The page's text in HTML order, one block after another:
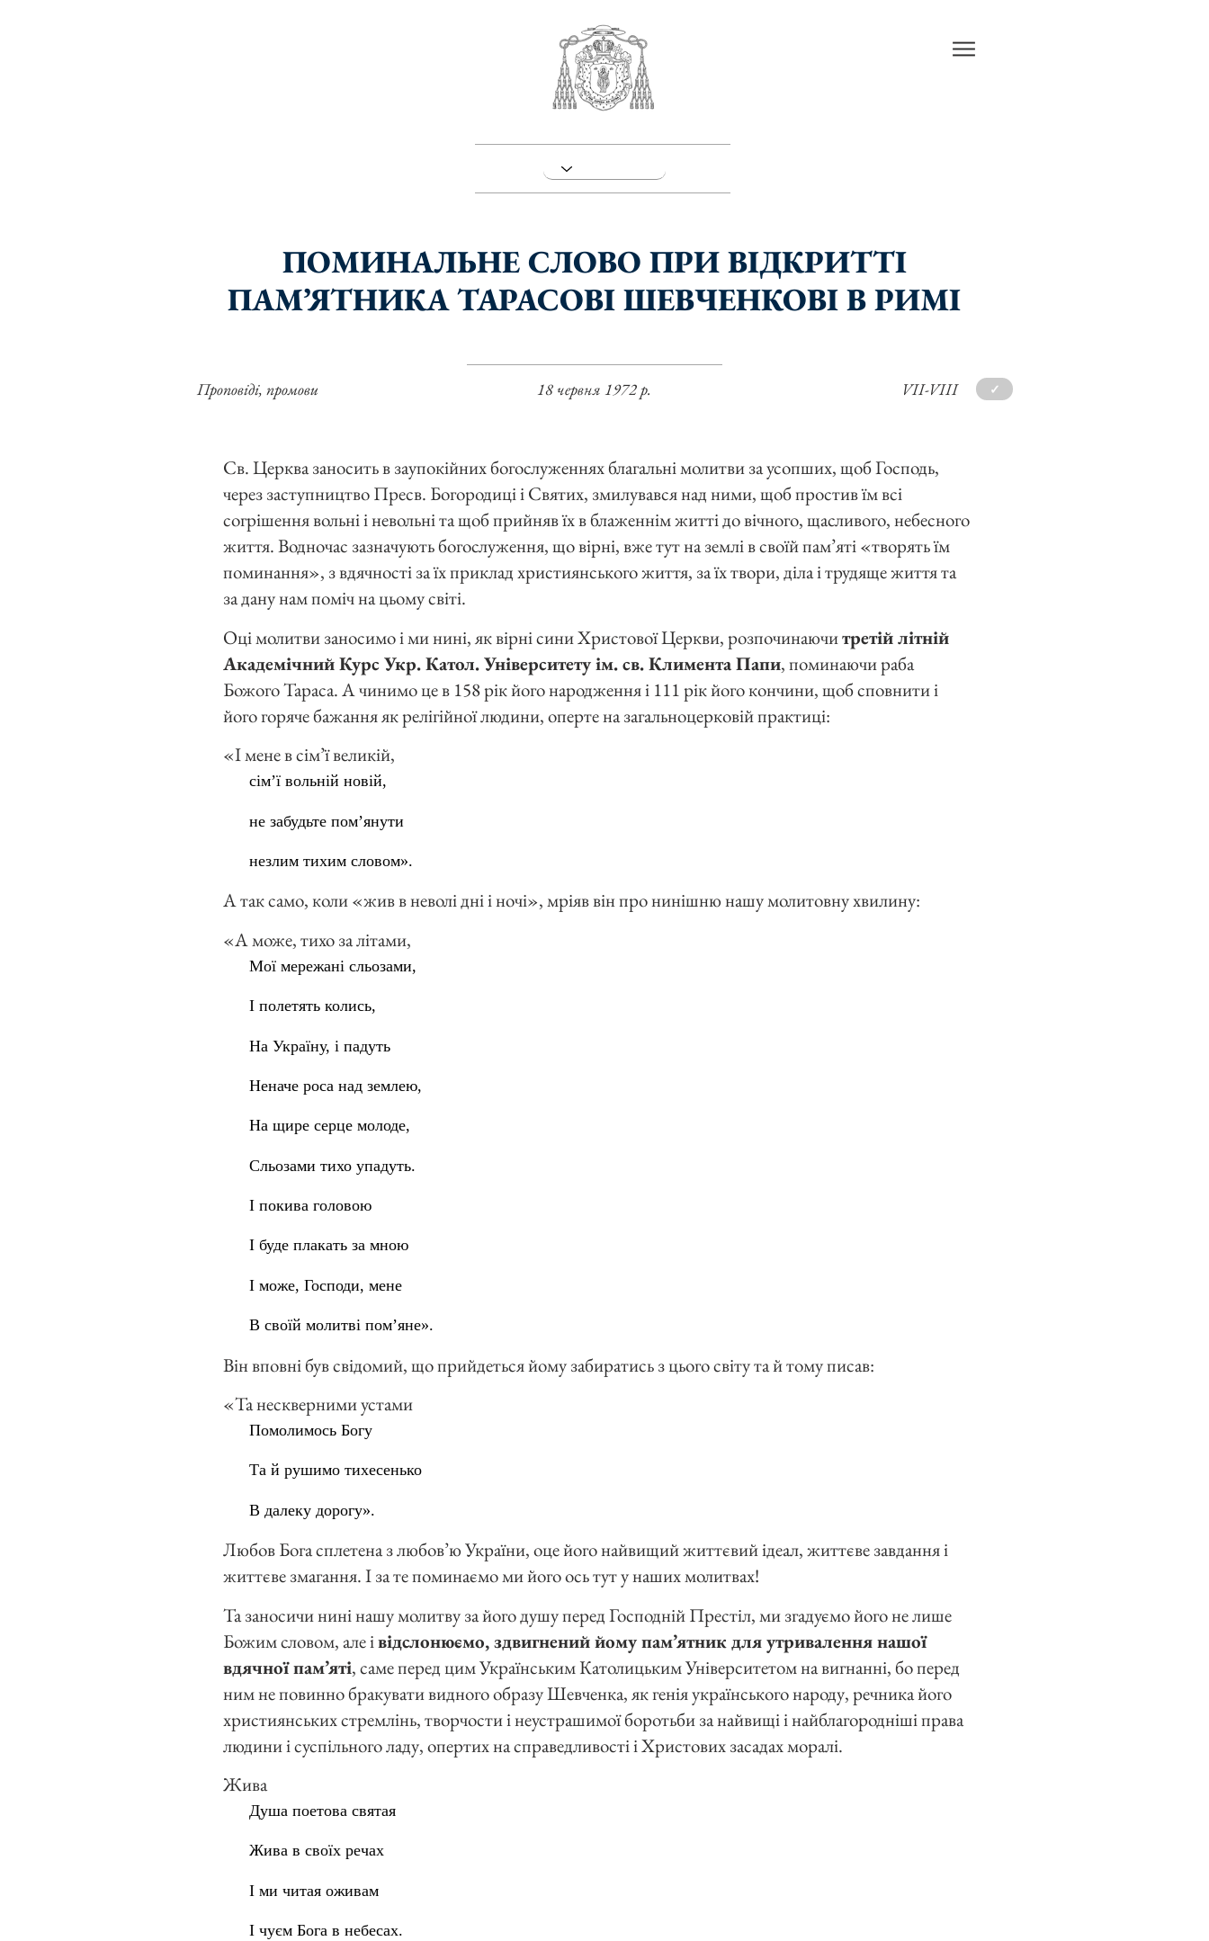
ПОМИНАЛЬНЕ СЛОВО ПРИ ВІДКРИТТІ
ПАМ’ЯТНИКА ТАРАСОВІ ШЕВЧЕНКОВІ В РИМІ
18 червня 1972 р.
Проповіді, промови VII-VIII ✓
Св. Церква заносить в заупокійних богослуженнях благальні молитви за усопших, щоб Господь,
через заступництво Пресв. Богородиці і Святих, змилувався над ними, щоб простив їм всі
согрішення вольні і невольні та щоб прийняв їх в блаженнім житті до вічного, щасливого, небесного
життя. Водночас зазначують богослуження, що вірні, вже тут на землі в своїй пам’яті «творять їм
поминання», з вдячності за їх приклад християнського життя, за їх твори, діла і трудяще життя та
за дану нам поміч на цьому світі.
Оці молитви заносимо і ми нині, як вірні сини Христової Церкви, розпочинаючитретій літній
Академічний Курс Укр. Катол. Університету ім. св. Климента Папи, поминаючи раба
Божого Тараса. А чинимо це в 158 рік його народження і 111 рік його кончини, щоб сповнити і
його горяче бажання як релігійної людини, оперте на загальноцерковій практиці:
«І мене в сім’ї великій,
сім’ї вольній новій,
не забудьте пом’янути
незлим тихим словом».
А так само, коли «жив в неволі дні і ночі», мріяв він про нинішню нашу молитовну хвилину:
«А може, тихо за літами,
Мої мережані сльозами,
І полетять колись,
На Україну, і падуть
Неначе роса над землею,
На щире серце молоде,
Сльозами тихо упадуть.
І покива головою
І буде плакать за мною
І може, Господи, мене
В своїй молитві пом’яне».
Він вповні був свідомий, що прийдеться йому забиратись з цього світу та й тому писав:
«Та нескверними устами
Помолимось Богу
Та й рушимо тихесенько
В далеку дорогу».
Любов Бога сплетена з любов’ю України, оце його найвищий життєвий ідеал, життєве завдання і
життєве змагання. І за те поминаємо ми його ось тут у наших молитвах!
Та заносичи нині нашу молитву за його душу перед Господній Престіл, ми згадуємо його не лише
Божим словом, але івідслонюємо, здвигнений йому пам’ятник для утривалення нашої
вдячної пам’яті, саме перед цим Українським Католицьким Університетом на вигнанні, бо перед
ним не повинно бракувати видного образу Шевченка, як генія українського народу, речника його
християнських стремлінь, творчости і неустрашимої боротьби за найвищі і найблагородніші права
людини і суспільного ладу, опертих на справедливості і Христових засадах моралі.
Жива
Душа поетова святая
Жива в своїх речах
І ми читая оживам
І чуєм Бога в небесах.